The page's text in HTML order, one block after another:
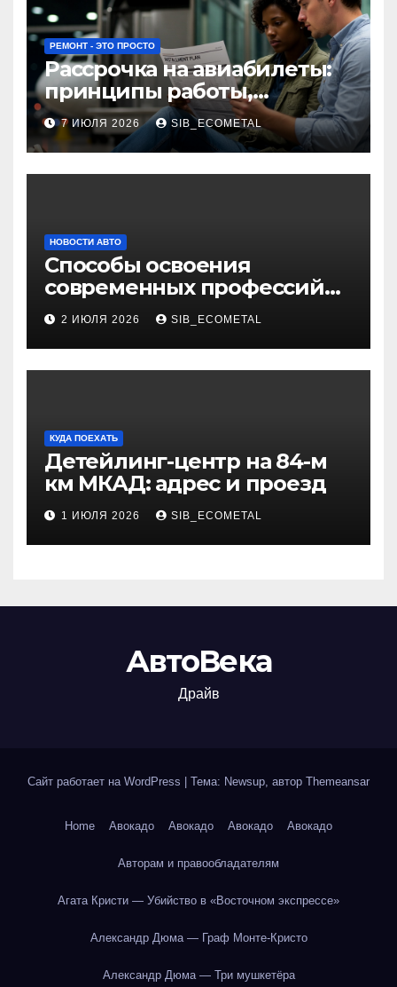
РЕМОНТ - ЭТО ПРОСТО
Рассрочка на авиабилеты:
принципы работы,
требования и
потенциальные риски
7 ИЮЛЯ 2026 SIB_ECOMETAL
НОВОСТИ АВТО
Способы освоения
современных профессий
через онлайн-курсы
2 ИЮЛЯ 2026 SIB_ECOMETAL
КУДА ПОЕХАТЬ
Детейлинг-центр на 84-м
км МКАД: адрес и проезд
1 ИЮЛЯ 2026 SIB_ECOMETAL
АвтоВека
Драйв
Сайт работает на WordPress Тема: Newsup, автор Themeansar
Home Авокадо Авокадо Авокадо Авокадо
Авторам и правообладателям
Агата Кристи — Убийство в «Восточном экспрессе»
Александр Дюма — Граф Монте-Кристо
Александр Дюма — Три мушкетёра